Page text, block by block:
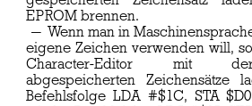
EPROM brennen.
Wenn man in
eigene Zeichen verwenden will,
Character-Editor mit
abgespeicherten Zeichensätze
Befehlsfolge LDA #$1C, STA